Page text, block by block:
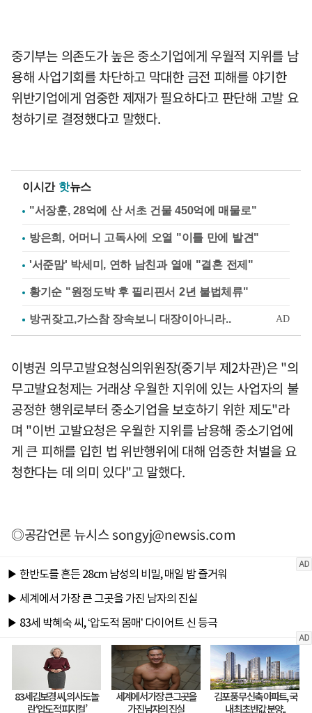
중기부는 의존도가 높은 중소기업에게 우월적 지위를 남
용해 사업기회를 차단하고 막대한 금전 피해를 야기한
위반기업에게 엄중한 제재가 필요하다고 판단해 고발 요
청하기로 결정했다고 말했다.
이시간 핫뉴스
"서장훈, 28억에 산 서초 건물 450억에 매물로"
방은희, 어머니 고독사에 오열 "이틀 만에 발견"
'서준맘' 박세미, 연하 남친과 열애 "결혼 전제"
황기순 "원정도박 후 필리핀서 2년 불법체류"
이병권 의무고발요청심의위원장(중기부 제2차관)은 "의
무고발요청제는 거래상 우월한 지위에 있는 사업자의 불
공정한 행위로부터 중소기업을 보호하기 위한 제도"라
며 "이번 고발요청은 우월한 지위를 남용해 중소기업에
게 큰 피해를 입힌 법 위반행위에 대해 엄중한 처벌을 요
청한다는 데 의미 있다"고 말했다.
◎공감언론 뉴시스songyj@newsis.com